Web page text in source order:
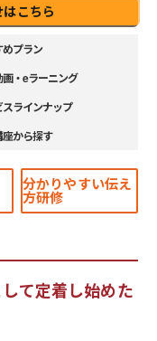
こちら
めプラン
・eラーニング
ラインナップ
から探す
分かりやすい伝え
方研修
て定着し始めた